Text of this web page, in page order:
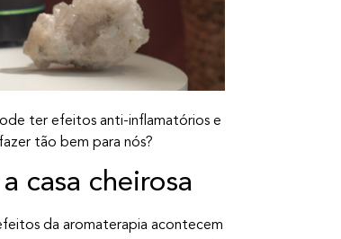
ter efeitos anti-inflamatórios e
tão bem para nós?
casa cheirosa
da aromaterapia acontecem